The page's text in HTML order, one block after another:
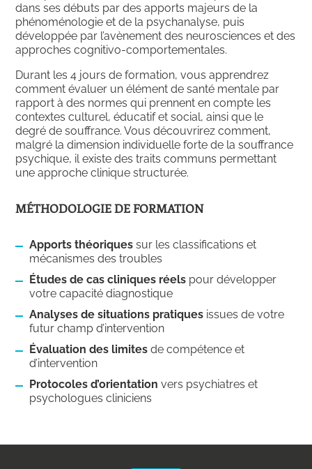
dans ses débuts par des apports majeurs de la
phénoménologie et de la psychanalyse, puis
développée par l’avènement des neurosciences et des
approches cognitivo-comportementales.
Durant les 4 jours de formation, vous apprendrez
comment évaluer un élément de santé mentale par
rapport à des normes qui prennent en compte les
contextes culturel, éducatif et social, ainsi que le
degré de souffrance. Vous découvrirez comment,
malgré la dimension individuelle forte de la souffrance
psychique, il existe des traits communs permettant
une approche clinique structurée.
MÉTHODOLOGIE DE FORMATION
Apports théoriques sur les classifications et
mécanismes des troubles
Études de cas cliniques réels pour développer
votre capacité diagnostique
Analyses de situations pratiques issues de votre
futur champ d’intervention
Évaluation des limites de compétence et
d’intervention
Protocoles d’orientation vers psychiatres et
psychologues cliniciens